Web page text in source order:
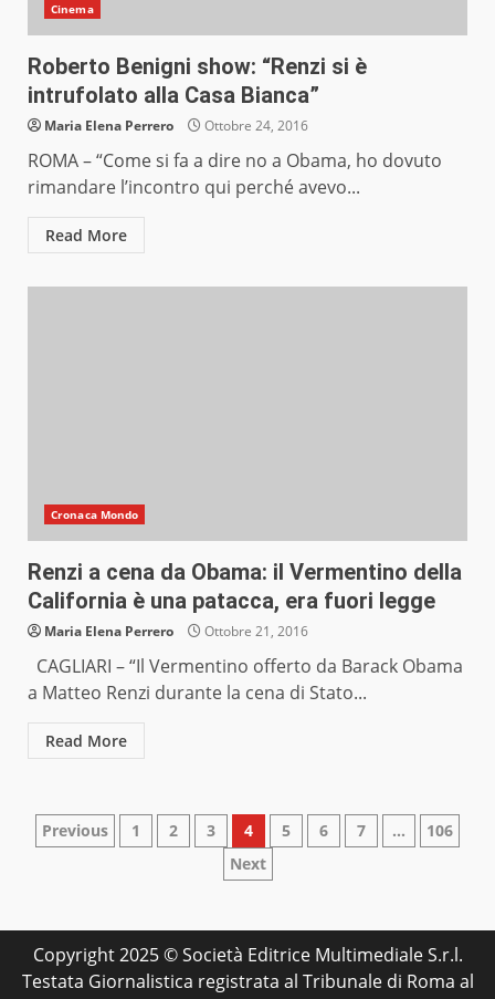
Cinema
Roberto Benigni show: “Renzi si è
intrufolato alla Casa Bianca”
Maria Elena Perrero Ottobre 24, 2016
ROMA – “Come si fa a dire no a Obama, ho dovuto
rimandare l’incontro qui perché avevo...
Read More
Cronaca Mondo
Renzi a cena da Obama: il Vermentino della
California è una patacca, era fuori legge
Maria Elena Perrero Ottobre 21, 2016
CAGLIARI – “Il Vermentino offerto da Barack Obama
a Matteo Renzi durante la cena di Stato...
Read More
Paginazione
articoli
Previous 1 2 3 4 5 6 7 …
106
Next
Copyright 2025 © Società Editrice Multimediale S.r.l.
Testata Giornalistica registrata al Tribunale di Roma al